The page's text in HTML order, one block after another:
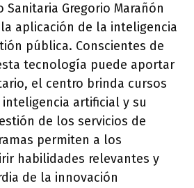
Sanitaria Gregorio Marañón
aplicación de la inteligencia
pública. Conscientes de
tecnología puede aportar
el centro brinda cursos
artificial y su
de los servicios de
permiten a los
habilidades relevantes y
de la innovación